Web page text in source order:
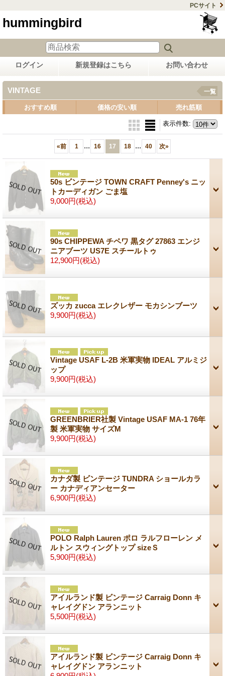
PCサイト
hummingbird
ログイン 新規登録はこちら お問い合わせ
VINTAGE 一覧
おすすめ順 価格の安い順 売れ筋順
表示件数:
«前 1 ... 16 17 18 ... 40 次»
50s ビンテージ TOWN CRAFT Penney's ニッ
トカーディガン ごま塩
9,000円(税込)
90s CHIPPEWA チペワ 黒タグ 27863 エンジ
ニアブーツ US7E スチールトゥ
12,900円(税込)
ズッカ zucca エレクレザー モカシンブーツ
9,900円(税込)
Vintage USAF L-2B 米軍実物 IDEAL アルミジ
ップ
9,900円(税込)
GREENBRIER社製 Vintage USAF MA-1 76年
製 米軍実物 サイズM
9,900円(税込)
カナダ製 ビンテージ TUNDRA ショールカラ
ー カナディアンセーター
6,900円(税込)
POLO Ralph Lauren ポロ ラルフローレン メ
ルトン スウィングトップ sizeＳ
5,900円(税込)
アイルランド製 ビンテージ Carraig Donn キ
ャレイグドン アランニット
5,500円(税込)
アイルランド製 ビンテージ Carraig Donn キ
ャレイグドン アランニット